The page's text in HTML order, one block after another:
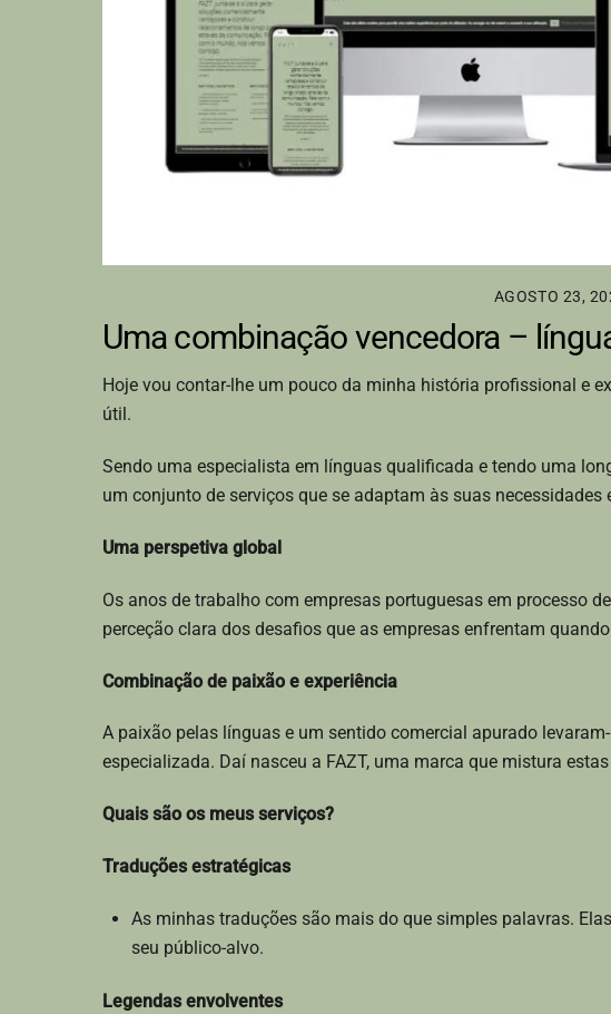
AGOSTO 23,
Uma combinação vencedora –
Hoje vou contar-lhe um pouco da minha história profissional e
útil.
Sendo uma especialista em línguas qualificada e tendo uma
um conjunto de serviços que se adaptam às suas necessidades
Uma perspetiva global
Os anos de trabalho com empresas portuguesas em processo
perceção clara dos desafios que as empresas enfrentam
Combinação de paixão e experiência
A paixão pelas línguas e um sentido comercial apurado
especializada. Daí nasceu a FAZT, uma marca que mistura
Quais são os meus serviços?
Traduções estratégicas
As minhas traduções são mais do que simples palavras.
seu público-alvo.
Legendas envolventes